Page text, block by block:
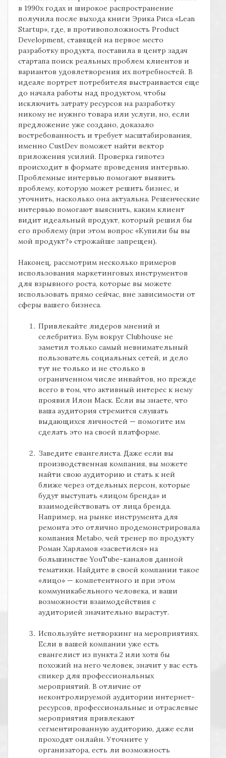
в 1990х годах и широкое распространение
получила после выхода книги Эрика Риса «Lean
Startup», где, в противоположность Product
Development, ставящей на первое место
разработку продукта, поставила в центр задач
стартапа поиск реальных проблем клиентов и
вариантов удовлетворения их потребностей. В
идеале портрет потребителя выстраивается еще
до начала работы над продуктом, чтобы
исключить затрату ресурсов на разработку
никому не нужнго товара или услуги, но, если
предложение уже создано, доказало
востребованность и требует масштабирования,
именно CustDev поможет найти вектор
приложения усилий. Проверка гипотез
происходит в формате проведения интервью.
Проблемные интервью помогают выявить
проблему, которую может решить бизнес, и
уточнить, насколько она актуальна. Решенческие
интервью помогают выяснить, каким клиент
видит идеальный продукт, который решил бы
его проблему (при этом вопрос «Купили бы вы
мой продукт?» строжайше запрещен).
Наконец, рассмотрим несколько примеров
использования маркетинговых инструментов
для взрывного роста, которые вы можете
использовать прямо сейчас, вне зависимости от
сферы вашего бизнеса.
Привлекайте лидеров мнений и
селебритиз. Бум вокруг Clubhouse не
заметил только самый невнимательный
пользователь социальных сетей, и дело
тут не только и не столько в
ограниченном числе инвайтов, но прежде
всего в том, что активный интерес к нему
проявил Илон Маск. Если вы знаете, что
ваша аудитория стремится слушать
выдающихся личностей — помогите им
сделать это на своей платформе.
Заведите евангелиста. Даже если вы
производственная компания, вы можете
найти свою аудиторию и стать к ней
ближе через отдельных персон, которые
будут выступать «лицом бренда» и
взаимодействовать от лица бренда.
Например, на рынке инструмента для
ремонта это отлично продемонстрировала
компания Metabo, чей тренер по продукту
Роман Харламов «засветился» на
большинствеYouTube-каналов данной
тематики. Найдите в своей компании такое
«лицо» — компетентного и при этом
коммуникабельного человека, и ваши
возможности взаимодействия с
аудиторией значительно вырастут.
Используйте нетворкинг на мероприятиях.
Если в вашей компании уже есть
евангелист из пункта 2 или хотя бы
похожий на него человек, значит у вас есть
спикер для профессиональных
мероприятий. В отличие от
неконтролируемой аудитории интернет-
ресурсов, профессиональные и отраслевые
мероприятия привлекают
сегментированную аудиторию, даже если
проходят онлайн. Уточните у
организатора, есть ли возможность